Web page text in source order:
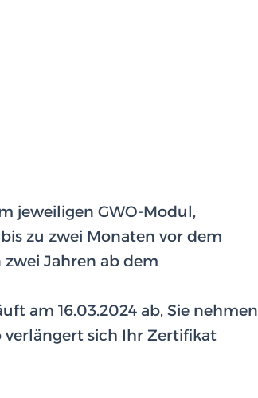
jeweiligen GWO-Modul,
zu zwei Monaten vor dem
Jahren ab dem
am 16.03.2024 ab, Sie nehmen
verlängert sich Ihr Zertifikat